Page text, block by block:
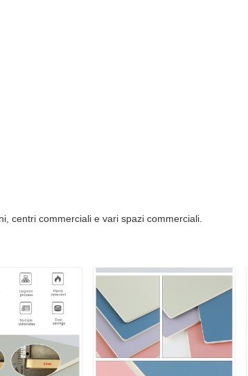
centri commerciali e vari spazi commerciali.